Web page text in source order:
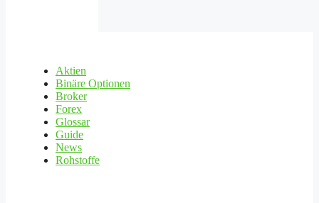
Aktien
Binäre Optionen
Broker
Forex
Glossar
Guide
News
Rohstoffe